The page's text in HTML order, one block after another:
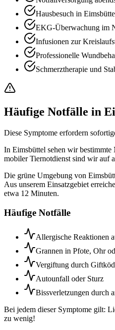
Hausbesuch in
EKG-Überwachung im
Infusionen zur
Professionelle
Schmerztherapie und
Häufige Notfälle in
Diese Symptome erfordern
In Eimsbüttel sehen wir
mobiler Tiernotdienst sind wir auf
Die grüne Umgebung von
Aus unserem Einsatzgebiet
etwa 12 Minuten.
Häufige Notfälle
Allergische Reaktionen
Grannen in Pfote, Ohr
Vergiftung durch
Autounfall oder Sturz
Bissverletzungen durch
Bei jedem dieser Symptome gilt:
zu wenig!